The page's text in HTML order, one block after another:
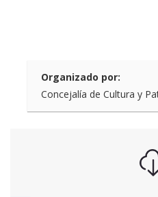
Organizado por:
Concejalía de Cultura y